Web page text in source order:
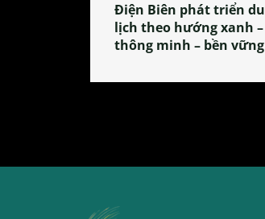
Điện Biên phát triển du
lịch theo hướng xanh –
thông minh – bền vững